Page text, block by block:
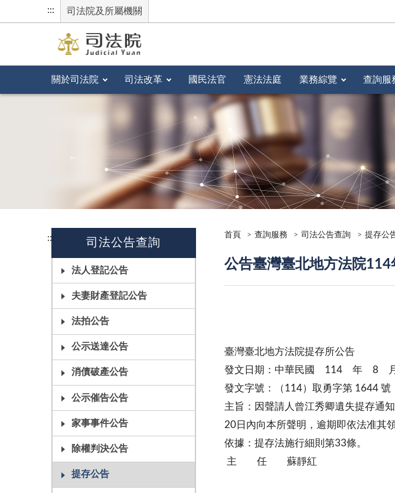
::: 司法院及所屬機關
關於司法院 司法改革 國民法官 憲法法庭 業務綜覽 查詢服
::: 司法公告查詢
法人登記公告
夫妻財產登記公告
法拍公告
公示送達公告
消債破產公告
公示催告公告
家事事件公告
除權判決公告
提存公告
首頁 查詢服務 司法公告查詢 提存公
公告臺灣臺北地方法院
臺灣臺北地方法院提存所公告
發文日期：中華民國 114 年 8
發文字號：（114）取勇字第 1644 號
主旨：因聲請人曾江秀卿遺失提存通
20日內向本所聲明，逾期即依法准其領
依據：提存法施行細則第33條。
主 任 蘇靜紅